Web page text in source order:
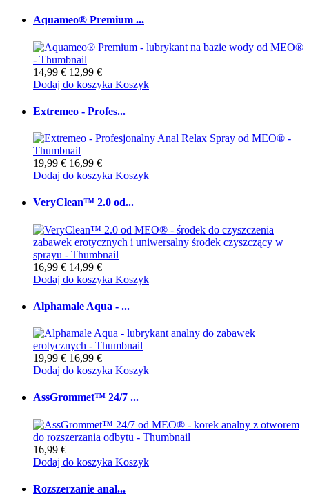
Aquameo® Premium ...
14,99 € 12,99 €
Dodaj do koszyka Koszyk
Extremeo - Profes...
19,99 € 16,99 €
Dodaj do koszyka Koszyk
VeryClean™ 2.0 od...
16,99 € 14,99 €
Dodaj do koszyka Koszyk
Alphamale Aqua - ...
19,99 € 16,99 €
Dodaj do koszyka Koszyk
AssGrommet™ 24/7 ...
16,99 €
Dodaj do koszyka Koszyk
Rozszerzanie anal...